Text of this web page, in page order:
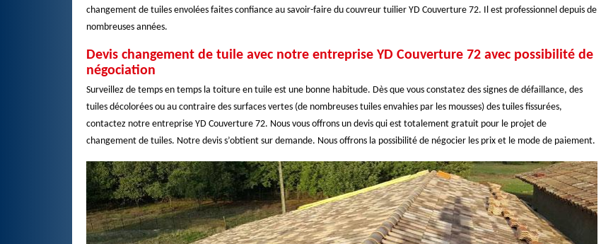
changement de tuiles envolées faites confiance au savoir-faire du couvreur tuilier YD Couverture 72. Il est professionnel depuis de
nombreuses années.
Devis changement de tuile avec notre entreprise YD Couverture 72 avec possibilité de
négociation
Surveillez de temps en temps la toiture en tuile est une bonne habitude. Dès que vous constatez des signes de défaillance, des
tuiles décolorées ou au contraire des surfaces vertes (de nombreuses tuiles envahies par les mousses) des tuiles fissurées,
contactez notre entreprise YD Couverture 72. Nous vous offrons un devis qui est totalement gratuit pour le projet de
changement de tuiles. Notre devis s’obtient sur demande. Nous offrons la possibilité de négocier les prix et le mode de paiement.